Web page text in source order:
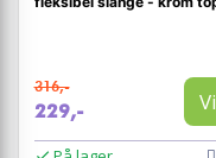
316,-
229,-